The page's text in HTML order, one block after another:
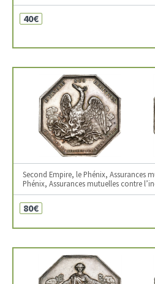
40€
Second Empire, le Phénix, Assurances
Phénix, Assurances mutuelles contre
80€